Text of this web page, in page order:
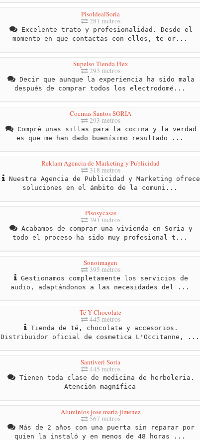
PisoIdealSoria
281 metros
Excelente trato y profesionalidad. Desde el
momento en que contactas con ellos, te or...
Supelso Tienda Flex
293 metros
Decir que aunque la experiencia ha sido mala
después de comprar todos los electrodomé...
Cocinas Santos SORIA
293 metros
Compré unas sillas para la cocina y la verdad
es que me han dado buenísimo resultado ...
Reklam Agencia de Marketing y Publicidad
318 metros
Nuestra Agencia de Publicidad y Marketing ofrece
soluciones en el ámbito de la comuni...
Pisosycasas
391 metros
Acabamos de comprar una vivienda en Soria y
todo el proceso ha sido muy profesional t...
Sonoimagen
395 metros
Gestionamos completamente los servicios de
audio, adaptándonos a las necesidades del ...
Té Y Chocolate
445 metros
Tienda de té, chocolate y accesorios.
Distribuidor oficial de cosmetica L'Occitanne, ...
Santiveri Soria
445 metros
Tienen toda clase de medicina de herboleria.
Atención magnífica
Aluminios jose maria jimenez
567 metros
Más de 2 años con una puerta sin reparar por
quien la instaló y en menos de 48 horas ...